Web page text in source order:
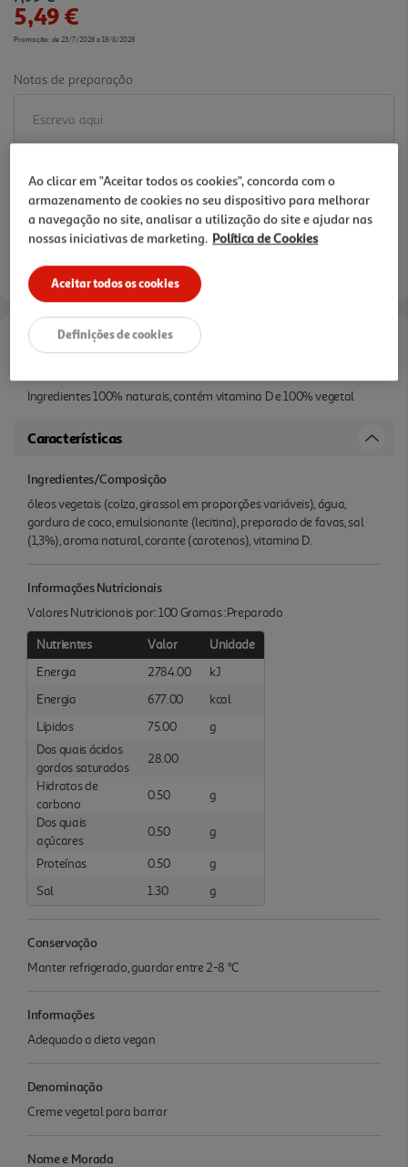
5,49 €
Promoção: de 23/7/2026 a 19/8/2026
Notas de preparação
Informações de Marketing
Ingredientes 100% naturais, contém vitamina D e 100% vegetal
Características
Ingredientes/Composição
óleos vegetais (colza, girassol em proporções variáveis), água,
gordura de coco, emulsionante (lecitina), preparado de favas, sal
(1,3%), aroma natural, corante (carotenos), vitamina D.
Informações Nutricionais
Valores Nutricionais por: 100 Gramas :Preparado
Nutrientes Valor
Unidade
Energia
2784.00
kJ
Energia
677.00
kcal
Lípidos
75.00
g
Dos quais ácidos
gordos saturados
28.00
Hidratos de
carbono
0.50
g
Dos quais
açúcares
0.50 g
Proteínas 0.50
g
Sal
1.30 g
Conservação
Manter refrigerado, guardar entre 2-8 °C
Informações
Adequado a dieta vegan
Denominação
Creme vegetal para barrar
Nome e Morada
Ao clicar em "Aceitar todos os cookies", concorda com o
armazenamento de cookies no seu dispositivo para melhorar
a navegação no site, analisar a utilização do site e ajudar nas
nossas iniciativas de marketing. Política de Cookies
Aceitar todos os cookies
Definições de cookies